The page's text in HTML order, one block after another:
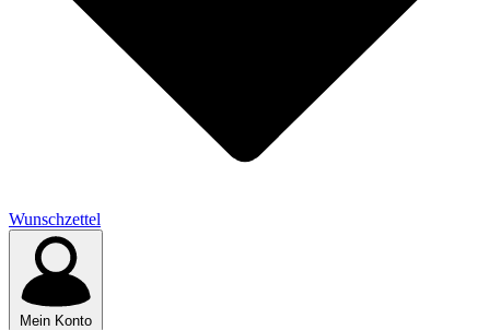
Wunschzettel
Mein Konto